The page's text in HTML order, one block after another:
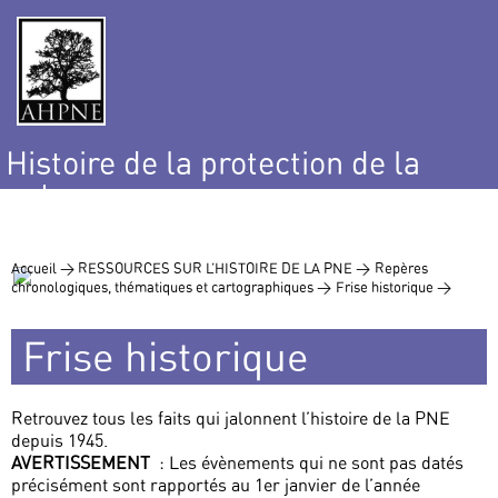
Histoire de la protection de la
nature
Accueil > RESSOURCES SUR L’HISTOIRE DE LA PNE > Repères
chronologiques, thématiques et cartographiques > Frise historique >
Frise historique
Retrouvez tous les faits qui jalonnent l’histoire de la PNE
depuis 1945.
AVERTISSEMENT : Les évènements qui ne sont pas datés
précisément sont rapportés au 1er janvier de l’année